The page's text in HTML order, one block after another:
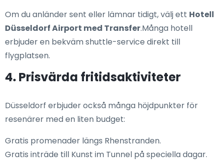
Om du anländer sent eller lämnar tidigt, välj ett Hotell
Düsseldorf Airport med Transfer.Många hotell
erbjuder en bekväm shuttle-service direkt till
flygplatsen.
4. Prisvärda fritidsaktiviteter
Düsseldorf erbjuder också många höjdpunkter för
resenärer med en liten budget:
Gratis promenader längs Rhenstranden.
Gratis inträde till Kunst im Tunnel på speciella dagar.